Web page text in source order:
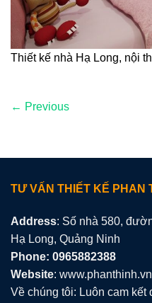
Thiết kế nhà Hạ Long, nội
← Previous
TƯ VẤN THIẾT KẾ PHAN
Address: Số nhà 580,
Hạ Long, Quảng Ninh
Phone: 0965882388
Website: www.phanthinh.vn
Về chúng tôi: Luôn cam